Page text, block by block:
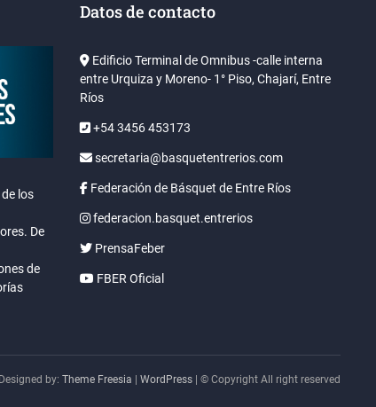
los
De
de
Datos de contacto
Edificio Terminal de Omnibus -calle interna
entre Urquiza y Moreno- 1° Piso, Chajarí, Entre
Ríos
+54 3456 453173
secretaria@basquetentrerios.com
Federación de Básquet de Entre Ríos
federacion.basquet.entrerios
PrensaFeber
FBER Oficial
by: Theme Freesia WordPress| © Copyright All right reserved